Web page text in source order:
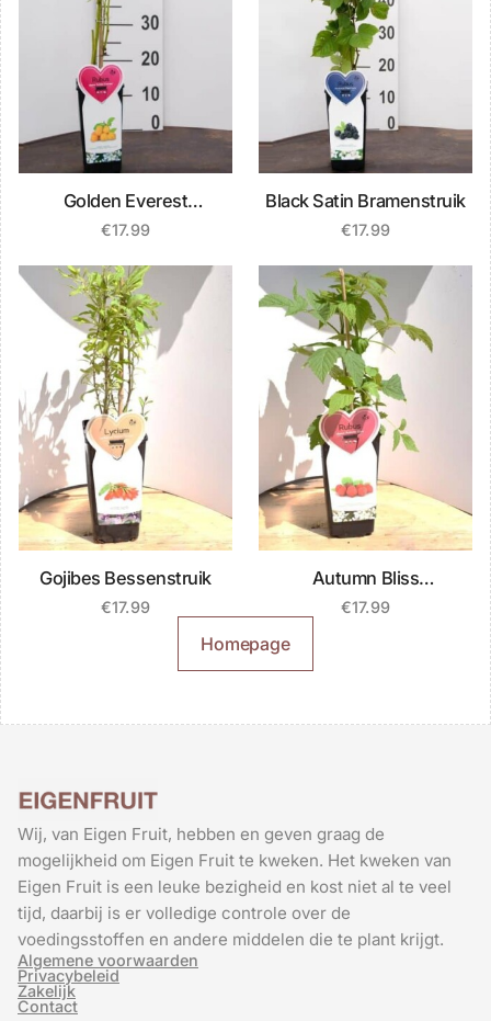
Golden Everest
Frambozenstruik
€17.99
Black Satin Bramenstruik
€17.99
Gojibes Bessenstruik
€17.99
Autumn Bliss
Frambozenstruik
€17.99
Homepage
Wij, van Eigen Fruit, hebben en geven graag de
mogelijkheid om Eigen Fruit te kweken. Het kweken van
Eigen Fruit is een leuke bezigheid en kost niet al te veel
tijd, daarbij is er volledige controle over de
voedingsstoffen en andere middelen die te plant krijgt.
Algemene voorwaarden
Privacybeleid
Zakelijk
Contact